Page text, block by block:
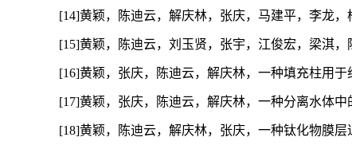
[14]黄颖，陈迪云，解庆林，张庆，马建平，李龙，
[15]黄颖，陈迪云，刘玉贤，张宇，江俊宏，梁淇，
[16]黄颖，张庆，陈迪云，解庆林，一种填充柱用于
[17]黄颖，张庆，陈迪云，解庆林，一种分离水体中
[18]黄颖，陈迪云，解庆林，张庆，一种钛化物膜层